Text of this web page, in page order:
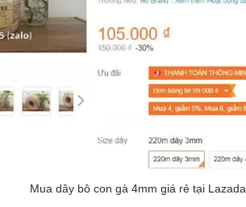
Mua dây bô con gà 4mm giá rẻ tại Lazada